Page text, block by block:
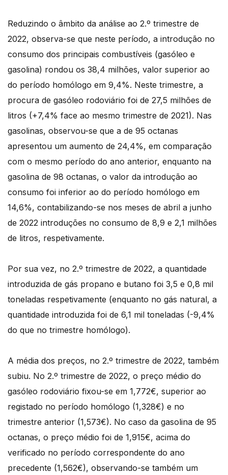
Reduzindo o âmbito da análise ao 2.º trimestre de
2022, observa-se que neste período, a introdução no
consumo dos principais combustíveis (gasóleo e
gasolina) rondou os 38,4 milhões, valor superior ao
do período homólogo em 9,4%. Neste trimestre, a
procura de gasóleo rodoviário foi de 27,5 milhões de
litros (+7,4% face ao mesmo trimestre de 2021). Nas
gasolinas, observou-se que a de 95 octanas
apresentou um aumento de 24,4%, em comparação
com o mesmo período do ano anterior, enquanto na
gasolina de 98 octanas, o valor da introdução ao
consumo foi inferior ao do período homólogo em
14,6%, contabilizando-se nos meses de abril a junho
de 2022 introduções no consumo de 8,9 e 2,1 milhões
de litros, respetivamente.
Por sua vez, no 2.º trimestre de 2022, a quantidade
introduzida de gás propano e butano foi 3,5 e 0,8 mil
toneladas respetivamente (enquanto no gás natural, a
quantidade introduzida foi de 6,1 mil toneladas (-9,4%
do que no trimestre homólogo).
A média dos preços, no 2.º trimestre de 2022, também
subiu. No 2.º trimestre de 2022, o preço médio do
gasóleo rodoviário fixou-se em 1,772€, superior ao
registado no período homólogo (1,328€) e no
trimestre anterior (1,573€). No caso da gasolina de 95
octanas, o preço médio foi de 1,915€, acima do
verificado no período correspondente do ano
precedente (1,562€), observando-se também um